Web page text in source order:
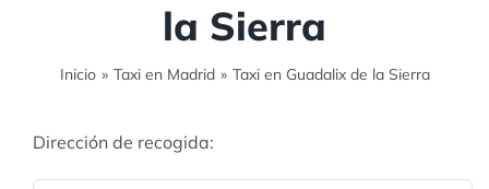
la Sierra
Inicio » Taxi en Madrid » Taxi en Guadalix de la Sierra
Dirección de recogida: